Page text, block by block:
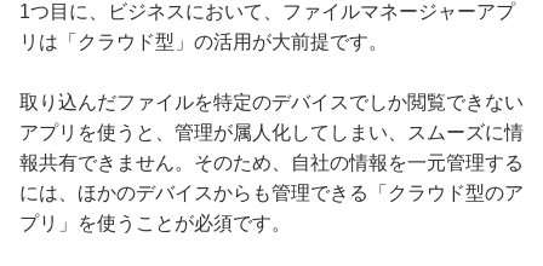
1つ目に、ビジネスにおいて、ファイルマネージャーアプ
リは「クラウド型」の活用が大前提です。
取り込んだファイルを特定のデバイスでしか閲覧できない
アプリを使うと、管理が属人化してしまい、スムーズに情
報共有できません。そのため、自社の情報を一元管理する
には、ほかのデバイスからも管理できる「クラウド型のア
プリ」を使うことが必須です。